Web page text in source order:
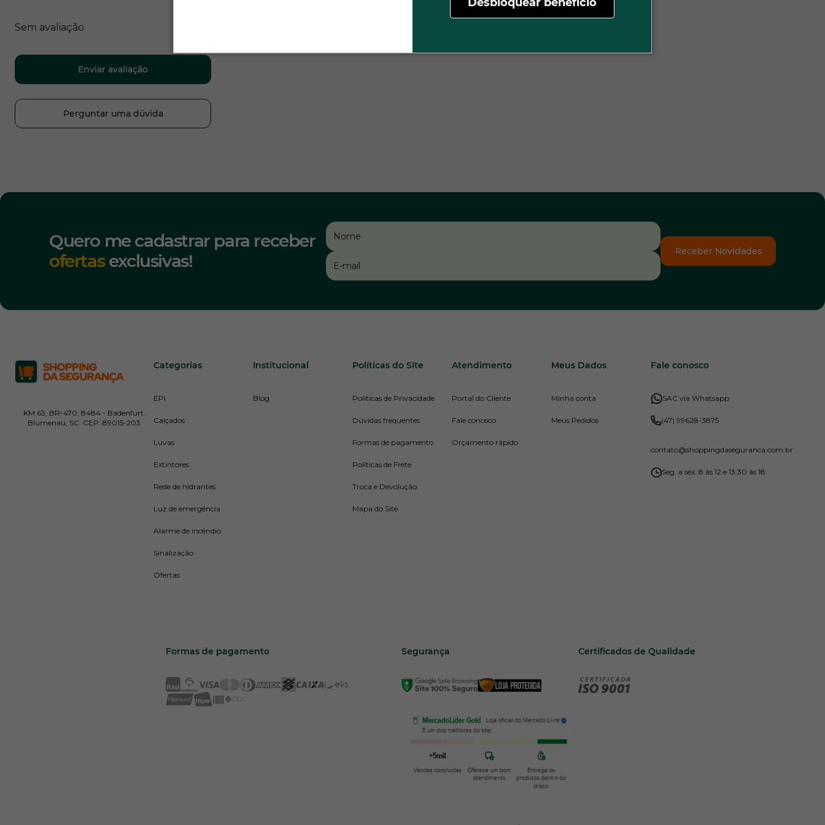
Sem avaliação
Enviar avaliação
Perguntar uma dúvida
Quero me cadastrar para receber
ofertasexclusivas! Receber Novidades
KM 63, BR-470, 8484 - Badenfurt.
Blumenau, SC. CEP: 89015-203
Categorias
EPI
Calçados
Luvas
Extintores
Rede de hidrantes
Luz de emergência
Alarme de incêndio
Sinalização
Ofertas
Institucional
Blog
Políticas do Site
Políticas de Privacidade
Dúvidas frequentes
Formas de pagamento
Políticas de Frete
Troca e Devolução
Mapa do Site
Atendimento
Portal do Cliente
Fale conosco
Orçamento rápido
Meus Dados
Minha conta
Meus Pedidos
Fale conosco
SAC via Whatsapp
(47) 99628-3875
contato@shoppingdaseguranca.com.br
Seg. a sex. 8 às 12 e 13:30 às 18
Formas de pagamento Segurança Certificados de Qualidade